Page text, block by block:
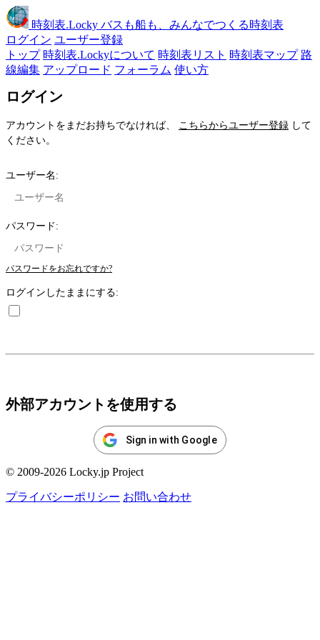
時刻表.Locky バスも船も、みんなでつくる時刻表
ログイン ユーザー登録
トップ 時刻表.Lockyについて 時刻表リスト 時刻表マップ 路
線編集 アップロード フォーラム 使い方
ログイン
アカウントをまだお持ちでなければ、 こちらからユーザー登録 して
ください。
ユーザー名:
パスワード:
パスワードをお忘れですか?
ログインしたままにする:
外部アカウントを使用する
Sign in with Google
© 2009-2026 Locky.jp Project
プライバシーポリシー お問い合わせ